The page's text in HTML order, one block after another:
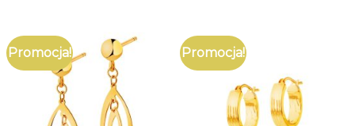
Promocja! Promocja!